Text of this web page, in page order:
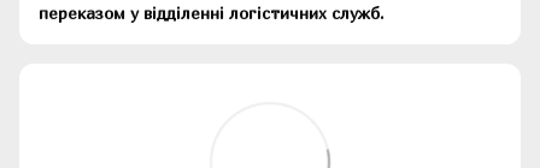
переказом у відділенні логістичних служб.